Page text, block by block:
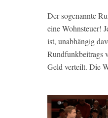
Der sogenannte
eine Wohnsteuer!
ist, unabhängig
Rundfunkbeitrags
Geld verteilt. Die